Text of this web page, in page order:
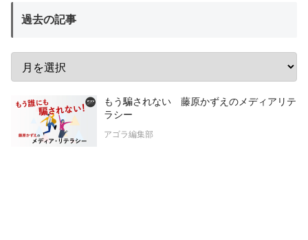
過去の記事
もう騙されない 藤原かずえのメディアリテ
ラシー
アゴラ編集部